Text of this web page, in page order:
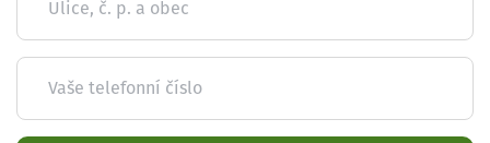
Ulice, č. p. a obec
Vaše telefonní číslo